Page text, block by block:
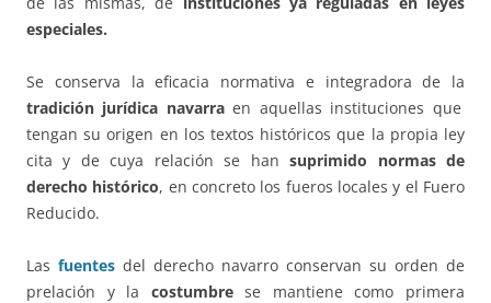
especiales.
Se conserva la eficacia normativa e integradora de la
tradición jurídica navarraen aquellas instituciones que
tengan su origen en los textos históricos que la propia ley
cita y de cuya relación se hansuprimido normas de
derecho histórico, en concreto los fueros locales y el Fuero
Reducido.
Las fuentes del derecho navarro conservan su orden de
prelación y la costumbrese mantiene como primera